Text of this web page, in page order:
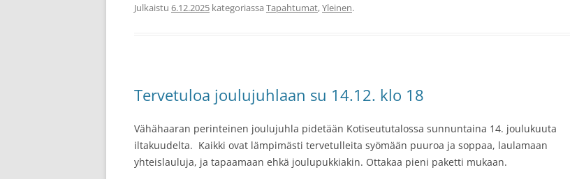
Julkaistu 6.12.2025 kategoriassa Tapahtumat,Yleinen.
Tervetuloa joulujuhlaan su 14.12. klo 18
Vähähaaran perinteinen joulujuhla pidetään Kotiseututalossa sunnuntaina 14. joulukuuta
iltakuudelta. Kaikki ovat lämpimästi tervetulleita syömään puuroa ja soppaa, laulamaan
yhteislauluja, ja tapaamaan ehkä joulupukkiakin. Ottakaa pieni paketti mukaan.